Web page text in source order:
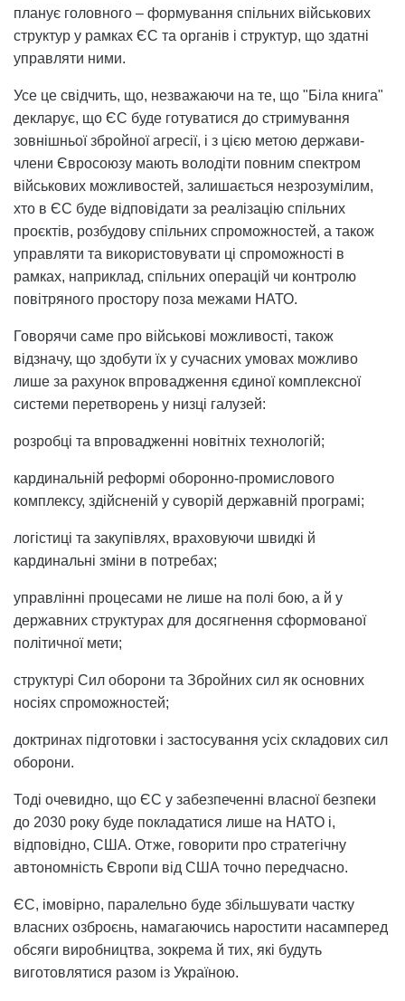
планує головного – формування спільних військових
структур у рамках ЄС та органів і структур, що здатні
управляти ними.
Усе це свідчить, що, незважаючи на те, що "Біла книга"
декларує, що ЄС буде готуватися до стримування
зовнішньої збройної агресії, і з цією метою держави-
члени Євросоюзу мають володіти повним спектром
військових можливостей, залишається незрозумілим,
хто в ЄС буде відповідати за реалізацію спільних
проєктів, розбудову спільних спроможностей, а також
управляти та використовувати ці спроможності в
рамках, наприклад, спільних операцій чи контролю
повітряного простору поза межами НАТО.
Говорячи саме про військові можливості, також
відзначу, що здобути їх у сучасних умовах можливо
лише за рахунок впровадження єдиної комплексної
системи перетворень у низці галузей:
розробці та впровадженні новітніх технологій;
кардинальній реформі оборонно-промислового
комплексу, здійсненій у суворій державній програмі;
логістиці та закупівлях, враховуючи швидкі й
кардинальні зміни в потребах;
управлінні процесами не лише на полі бою, а й у
державних структурах для досягнення сформованої
політичної мети;
структурі Сил оборони та Збройних сил як основних
носіях спроможностей;
доктринах підготовки і застосування усіх складових сил
оборони.
Тоді очевидно, що ЄС у забезпеченні власної безпеки
до 2030 року буде покладатися лише на НАТО і,
відповідно, США. Отже, говорити про стратегічну
автономність Європи від США точно передчасно.
ЄС, імовірно, паралельно буде збільшувати частку
власних озброєнь, намагаючись наростити насамперед
обсяги виробництва, зокрема й тих, які будуть
виготовлятися разом із Україною.